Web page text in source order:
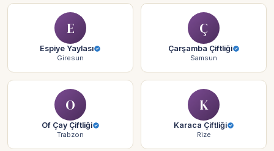
E
Espiye Yaylası
Giresun
Ç
Çarşamba Çiftliği
Samsun
O
Of Çay Çiftliği
Trabzon
K
Karaca Çiftliği
Rize